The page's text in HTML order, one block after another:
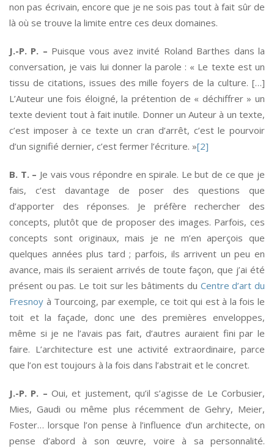
non pas écrivain, encore que je ne sois pas tout à fait sûr de
là où se trouve la limite entre ces deux domaines.
J.-P. P. – Puisque vous avez invité Roland Barthes dans la
conversation, je vais lui donner la parole : « Le texte est un
tissu de citations, issues des mille foyers de la culture. […]
L’Auteur une fois éloigné, la prétention de « déchiffrer » un
texte devient tout à fait inutile. Donner un Auteur à un texte,
c’est imposer à ce texte un cran d’arrêt, c’est le pourvoir
d’un signifié dernier, c’est fermer l’écriture. »[2]
B. T. – Je vais vous répondre en spirale. Le but de ce que je
fais, c’est davantage de poser des questions que
d’apporter des réponses. Je préfère rechercher des
concepts, plutôt que de proposer des images. Parfois, ces
concepts sont originaux, mais je ne m’en aperçois que
quelques années plus tard ; parfois, ils arrivent un peu en
avance, mais ils seraient arrivés de toute façon, que j’ai été
présent ou pas. Le toit sur les bâtiments du Centre d’art du
Fresnoy à Tourcoing, par exemple, ce toit qui est à la fois le
toit et la façade, donc une des premières enveloppes,
même si je ne l’avais pas fait, d’autres auraient fini par le
faire. L’architecture est une activité extraordinaire, parce
que l’on est toujours à la fois dans l’abstrait et le concret.
J.-P. P. – Oui, et justement, qu’il s’agisse de Le Corbusier,
Mies, Gaudi ou même plus récemment de Gehry, Meier,
Foster… lorsque l’on pense à l’influence d’un architecte, on
pense d’abord à son œuvre, voire à sa personnalité.